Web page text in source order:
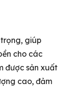
giúp
cho các
được sản xuất
cao, đảm